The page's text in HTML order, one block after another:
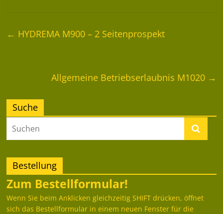
← HYDREMA M900 – 2 Seitenprospekt
Allgemeine Betriebserlaubnis M1020 →
Suche
Bestellung
Zum Bestellformular!
Wenn Sie beim Anklicken gleichzeitig SHIFT drücken, öffnet
sich das Bestellformular in einem neuen Fenster für die